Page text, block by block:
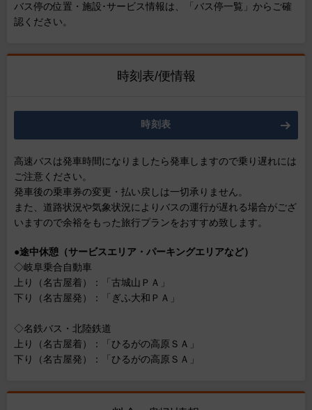
バス停の位置・施設･サービス情報は、「バス停一覧」からご確
認ください。
時刻表/便情報
時刻表
高速バスは発車時間になりましたら発車しますので乗り遅れには
ご注意ください。
発車後の乗車券の変更・払い戻しは一切承りません。
また、道路状況や気象状況によりバスの運行が遅れる場合がござ
いますので余裕をもった旅行プランをおすすめ致します。
●途中休憩（サービスエリア・パーキングエリアなど）
◇岐阜乗合自動車
上り（名古屋着）：「古城山ＰＡ」
下り（名古屋発）：「ぎふ大和ＰＡ」
◇名鉄バス・北陸鉄道
上り（名古屋着）：「ひるがの高原ＳＡ」
下り（名古屋発）：「ひるがの高原ＳＡ」